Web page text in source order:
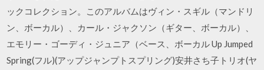
ックコレクション。このアルバムはヴィン・スギル（マンドリ
ン、ボーカル）、カール・ジャクソン（ギター、ボーカル）、
エモリー・ゴーディ・ジュニア（ベース、ボーカル Up Jumped
Spring(フル)(アップジャンプトスプリング)安井さち子トリオ(ヤ